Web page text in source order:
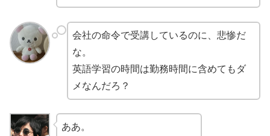
会社の命令で受講しているのに、悲惨だ
な。
英語学習の時間は勤務時間に含めてもダ
メなんだろ？
ああ。